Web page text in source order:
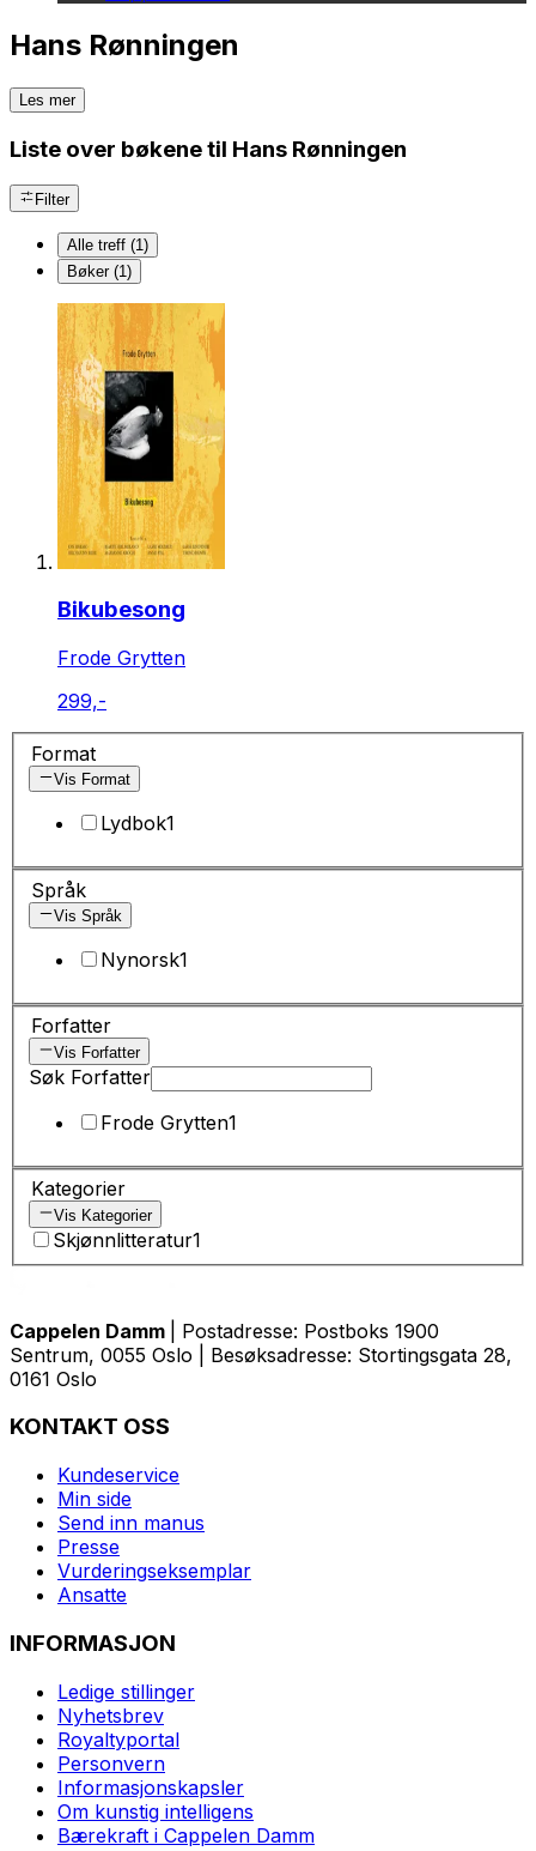
Hans Rønningen
Les mer
Liste over bøkene til Hans Rønningen
Filter
Alle treff (1)
Bøker (1)
Bikubesong
Frode Grytten
299,-
Format
Vis Format
Lydbok1
Språk
Vis Språk
Nynorsk1
Forfatter
Vis Forfatter
Søk Forfatter
Frode Grytten1
Kategorier
Vis Kategorier
Skjønnlitteratur1
Cappelen Damm
| Postadresse: Postboks 1900
Sentrum, 0055 Oslo | Besøksadresse: Stortingsgata 28,
0161 Oslo
KONTAKT OSS
Kundeservice
Min side
Send inn manus
Presse
Vurderingseksemplar
Ansatte
INFORMASJON
Ledige stillinger
Nyhetsbrev
Royaltyportal
Personvern
Informasjonskapsler
Om kunstig intelligens
Bærekraft i Cappelen Damm